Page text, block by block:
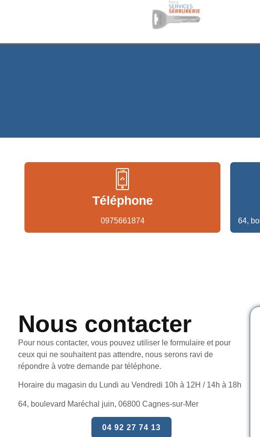
Téléphone
0975661874 64,
Nous contacter
Pour nous contacter, vous pouvez utiliser le formulaire et pour
ceux qui ne souhaitent pas attendre, nous serons ravi de
répondre à votre demande par téléphone.
Horaire du magasin du Lundi au Vendredi 10h à 12H / 14h à 18h
64, boulevard Maréchal juin, 06800 Cagnes-sur-Mer
04 92 27 74 13